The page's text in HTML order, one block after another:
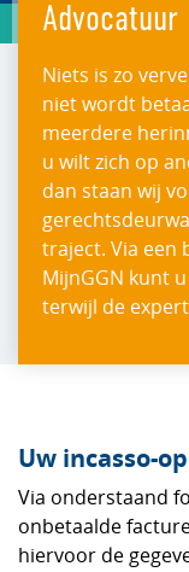
Niets is zo
niet wordt
meerdere
u wilt zich op
dan staan wij
traject. Via een
MijnGGN kunt
terwijl de
Uw incasso-
Via onderstaand
onbetaalde
hiervoor de